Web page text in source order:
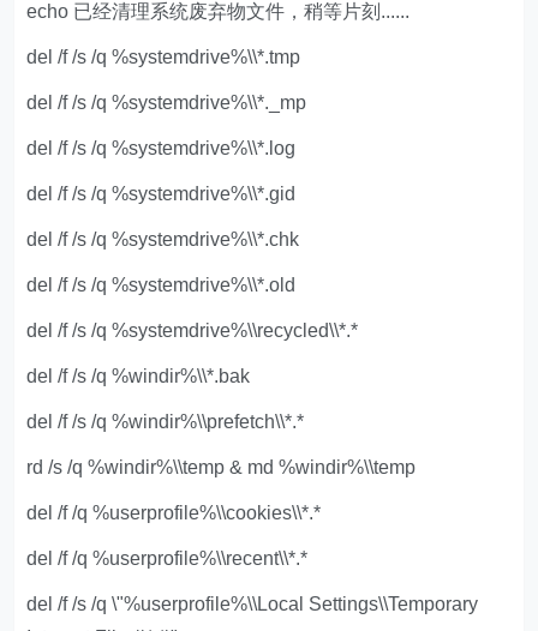
echo 已经清理系统废弃物文件，稍等片刻......
del /f /s /q %systemdrive%\\*.tmp
del /f /s /q %systemdrive%\\*._mp
del /f /s /q %systemdrive%\\*.log
del /f /s /q %systemdrive%\\*.gid
del /f /s /q %systemdrive%\\*.chk
del /f /s /q %systemdrive%\\*.old
del /f /s /q %systemdrive%\\recycled\\*.*
del /f /s /q %windir%\\*.bak
del /f /s /q %windir%\\prefetch\\*.*
rd /s /q %windir%\\temp & md %windir%\\temp
del /f /q %userprofile%\\cookies\\*.*
del /f /q %userprofile%\\recent\\*.*
del /f /s /q \"%userprofile%\\Local Settings\\Temporary